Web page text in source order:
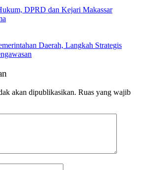
DPRD dan Kejari Makassar
Daerah, Langkah Strategis
akan dipublikasikan. Ruas yang wajib